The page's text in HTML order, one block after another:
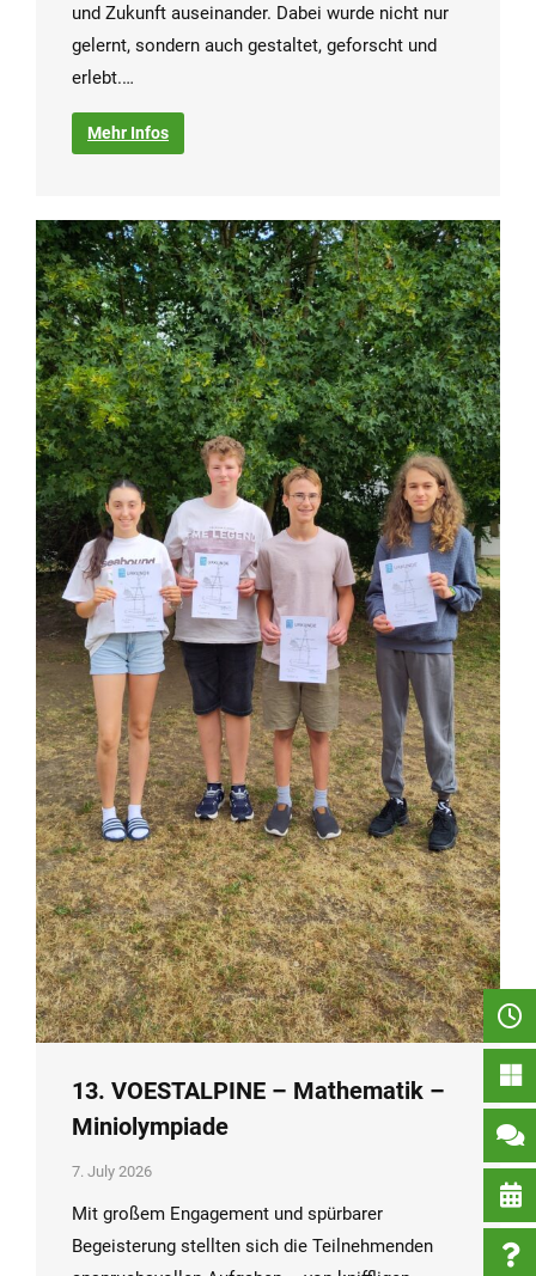
und Zukunft auseinander. Dabei wurde nicht nur
gelernt, sondern auch gestaltet, geforscht und
erlebt.…
Mehr Infos
13. VOESTALPINE – Mathematik –
Miniolympiade
7. July 2026
Mit großem Engagement und spürbarer
Begeisterung stellten sich die Teilnehmenden